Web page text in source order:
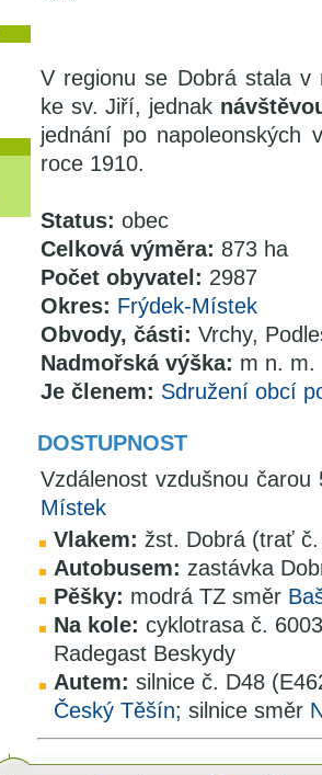
V regionu se Dobrá stala v
ke sv. Jiří, jednak
jednání po napoleonských
roce 1910.
Status: obec
Celková výměra: 873 ha
Počet obyvatel: 2987
Okres: Frýdek-Místek
Obvody, části: Vrchy,
Nadmořská výška: m n. m.
Je členem: Sdružení obcí
DOSTUPNOST
Vzdálenost vzdušnou
Místek
Vlakem: žst. Dobrá (trať
Autobusem: zastávka
Pěšky: modrá TZ směr
Na kole: cyklotrasa č.
Radegast Beskydy
Autem: silnice č. D48
Český Těšín; silnice směr